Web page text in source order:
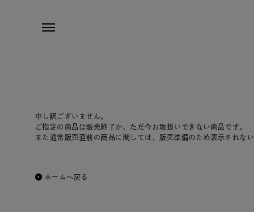
申し訳ございません。
ご指定の商品は販売終了か、ただ今お取扱いできない商品です。
また通常販売直前の商品に関しては、販売準備のため表示されな
ホームへ戻る